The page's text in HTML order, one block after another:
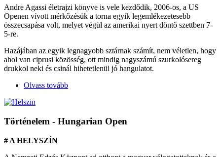
Andre Agassi életrajzi könyve is vele kezdődik, 2006-os, a US
Openen vívott mérkőzésük a torna egyik legemlékezetesebb
összecsapása volt, melyet végül az amerikai nyert döntő szettben 7-
5-re.
Hazájában az egyik legnagyobb sztárnak számít, nem véletlen, hogy
ahol van ciprusi közösség, ott mindig nagyszámú szurkolósereg
drukkol neki és csinál hihetetlenül jó hangulatot.
Olvass tovább
Történelem - Hungarian Open
# A HELYSZÍN